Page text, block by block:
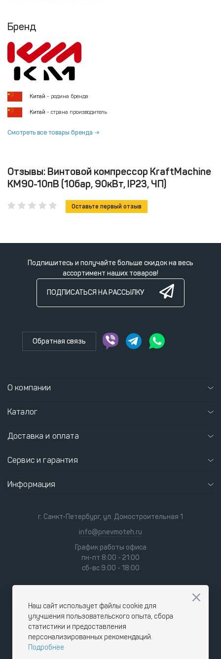
Бренд
Китай - родина бренда
Китай - страна производитель
Смотреть все товары бренда
Отзывы: Винтовой компрессор KraftMachine
KM90-10пВ (10бар, 90кВт, IP23, ЧП)
Оставьте первый отзыв
Подпишитесь и получайте больше скидок на весь
ассортимент наших товаров!
ПОДПИСАТЬСЯ НА РАССЫЛКУ
Обратная связь
О компании
Каталог
Доставка и оплата
Сервис и гарантия
Информация
г. Санкт-Петербург, ул. Домостроительная 1
info@pnevmoteh.ru
График работы офиса
пн-пт 8:00 - 21:00
сб-вс 9:00 - 18:00
Наш сайт использует файлы cookie для
улучшения пользовательского опыта, сбора
статистики и предоставления
персонализированных рекомендаций.
Подробнее